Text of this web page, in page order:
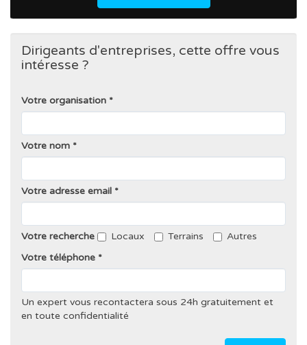
Dirigeants d'entreprises, cette offre vous
intéresse ?
Votre organisation
Votre nom
Votre adresse email
Votre recherche Locaux Terrains
Autres
Votre téléphone
Un expert vous recontactera sous 24h gratuitement et
en toute confidentialité